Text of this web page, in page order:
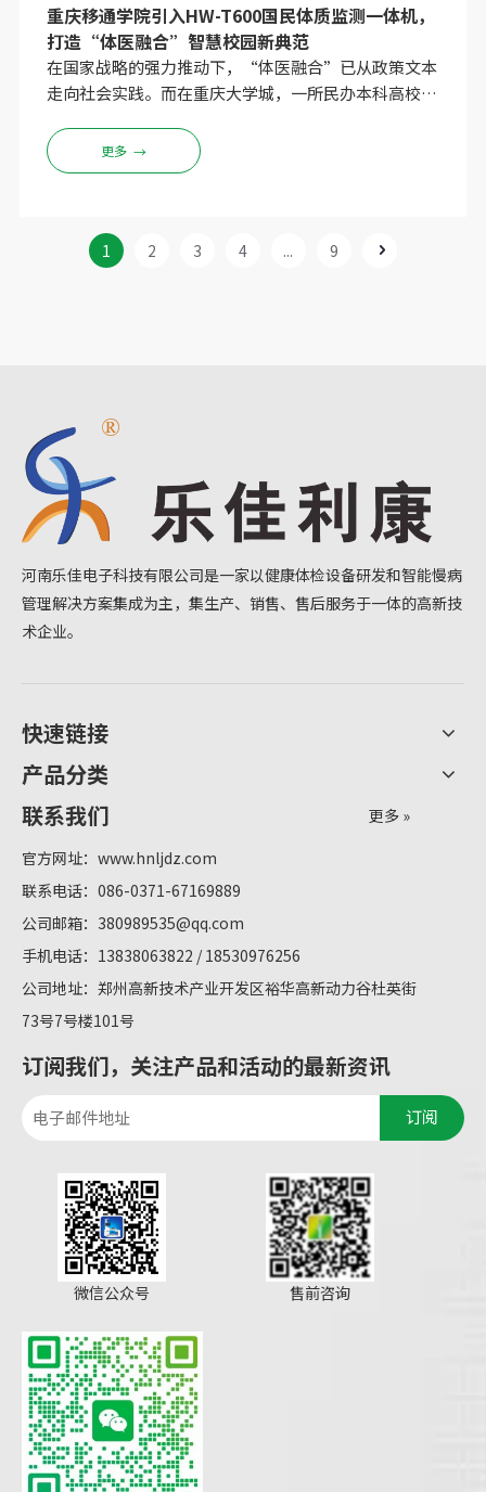
重庆移通学院引入HW-T600国民体质监测一体机，
打造“体医融合”智慧校园新典范
在国家战略的强力推动下，“体医融合”已从政策文本
走向社会实践。而在重庆大学城，一所民办本科高校的
重庆移通学院，这所经教育部批准、由重庆市教育委员
会主管的全日制民办普通本科高校，作为中国应用技术
策：经过多方考察，选用河南乐佳电子科技有限公司的
HW-T600国民体质监测一体机，在校内建立智能化、
更多 →
1 2 3 4 ... 9
河南乐佳电子科技有限公司是一家以健康体检设备研发和智能慢病
管理解决方案集成为主，集生产、销售、售后服务于一体的高新技
术企业。
快速链接
产品分类
联系我们
更多 »
官方网址： www.hnljdz.com
联系电话：086-0371-67169889
公司邮箱： 380989535@qq.com
手机电话：13838063822 / 18530976256
公司地址：郑州高新技术产业开发区裕华高新动力谷杜英街
73号7号楼101号
订阅我们，关注产品和活动的最新资讯
订阅
微信公众号 售前咨询